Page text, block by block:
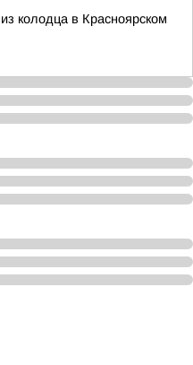
колодца в Красноярском